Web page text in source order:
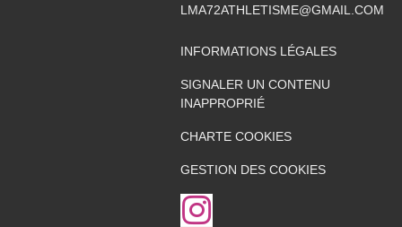
LMA72ATHLETISME@GMAIL.COM
INFORMATIONS LÉGALES
SIGNALER UN CONTENU
INAPPROPRIÉ
CHARTE COOKIES
GESTION DES COOKIES